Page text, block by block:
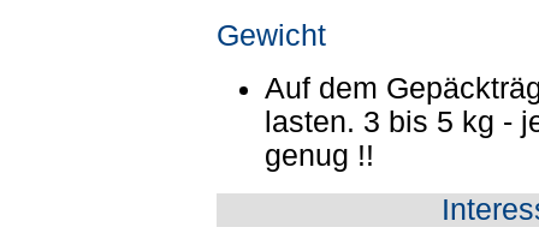
Gewicht
Auf dem
lasten. 3 bis 5 kg -
genug !!